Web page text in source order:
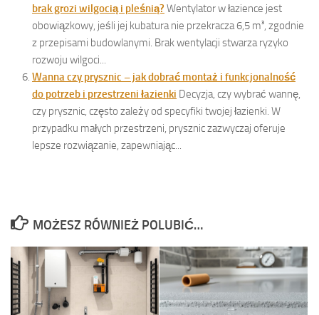
brak grozi wilgocią i pleśnią? Wentylator w łazience jest
obowiązkowy, jeśli jej kubatura nie przekracza 6,5 m³, zgodnie
z przepisami budowlanymi. Brak wentylacji stwarza ryzyko
rozwoju wilgoci...
Wanna czy prysznic – jak dobrać montaż i funkcjonalność
do potrzeb i przestrzeni łazienki Decyzja, czy wybrać wannę,
czy prysznic, często zależy od specyfiki twojej łazienki. W
przypadku małych przestrzeni, prysznic zazwyczaj oferuje
lepsze rozwiązanie, zapewniając...
MOŻESZ RÓWNIEŻ POLUBIĆ…